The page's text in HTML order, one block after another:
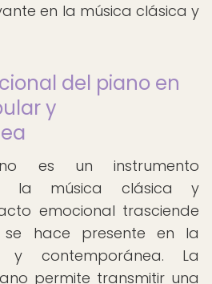
en la música clásica y
del piano en
y
es un instrumento
la música clásica y
emocional trasciende
hace presente en la
y contemporánea. La
permite transmitir una